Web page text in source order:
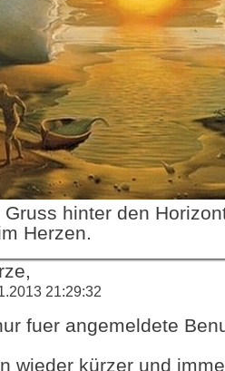
hinter den
Herzen.
21:29:32
fuer angemeldete
wieder kürzer und